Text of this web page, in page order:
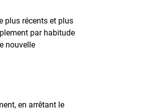
plus récents et plus
par habitude
nouvelle
en arrêtant le